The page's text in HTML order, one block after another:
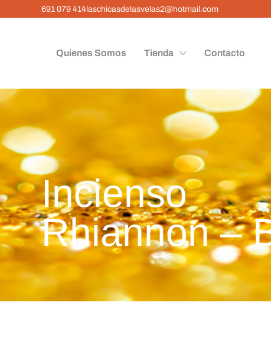
691 079 414laschicasdelasvelas2@hotmail.com
Quienes Somos Tienda Contacto
Rhiannon –